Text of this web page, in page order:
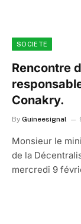
SOCIETE
Rencontre
Conakry.
By Guineesignal
Monsieur le
de la
mercredi 9